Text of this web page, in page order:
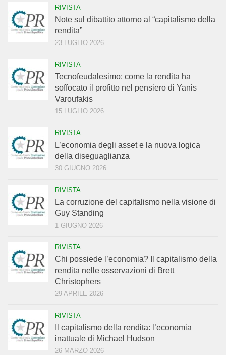
RIVISTA
Note sul dibattito attorno al “capitalismo della
rendita”
23 LUGLIO 2026
RIVISTA
Tecnofeudalesimo: come la rendita ha
soffocato il profitto nel pensiero di Yanis
Varoufakis
15 LUGLIO 2026
RIVISTA
L’economia degli asset e la nuova logica
della diseguaglianza
30 GIUGNO 2026
RIVISTA
La corruzione del capitalismo nella visione di
Guy Standing
1 GIUGNO 2026
RIVISTA
Chi possiede l’economia? Il capitalismo della
rendita nelle osservazioni di Brett
Christophers
29 APRILE 2026
RIVISTA
Il capitalismo della rendita: l’economia
inattuale di Michael Hudson
26 MARZO 2026